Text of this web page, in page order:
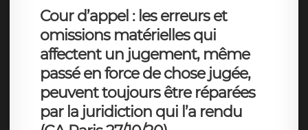
Cour d’appel : les erreurs et
omissions matérielles qui
affectent un jugement, même
passé en force de chose jugée,
peuvent toujours être réparées
par la juridiction qui l’a rendu